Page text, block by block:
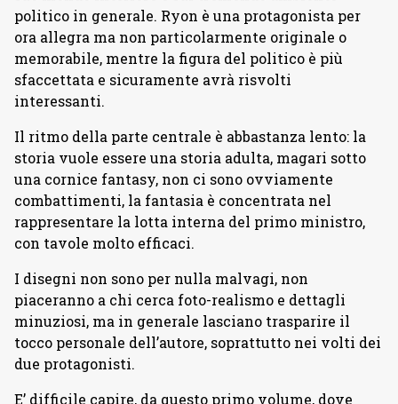
politico in generale. Ryon è una protagonista per
ora allegra ma non particolarmente originale o
memorabile, mentre la figura del politico è più
sfaccettata e sicuramente avrà risvolti
interessanti.
Il ritmo della parte centrale è abbastanza lento: la
storia vuole essere una storia adulta, magari sotto
una cornice fantasy, non ci sono ovviamente
combattimenti, la fantasia è concentrata nel
rappresentare la lotta interna del primo ministro,
con tavole molto efficaci.
I disegni non sono per nulla malvagi, non
piaceranno a chi cerca foto-realismo e dettagli
minuziosi, ma in generale lasciano trasparire il
tocco personale dell’autore, soprattutto nei volti dei
due protagonisti.
E’ difficile capire, da questo primo volume, dove